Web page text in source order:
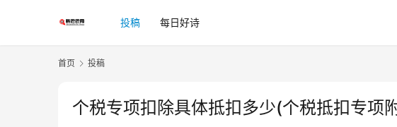
投稿 每日好诗
首页 投稿
个税专项扣除具体抵扣多少(个税抵扣专项